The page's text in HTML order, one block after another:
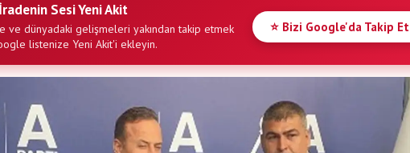
Sesi Yeni Akit
ve dünyadaki gelişmeleri yakından takip etmek
listenize Yeni Akit'i ekleyin.
⭐ Bizi Google'da Takip Et